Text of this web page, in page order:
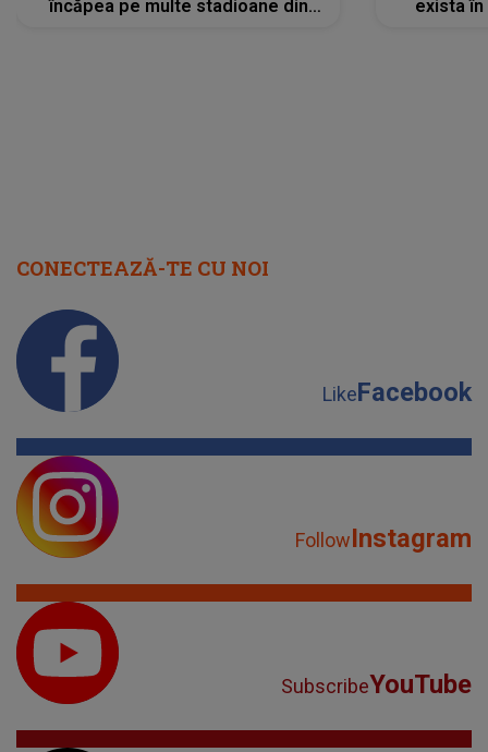
încăpea pe multe stadioane din
exista
CONECTEAZĂ-TE CU NOI
LikeFacebook
FollowInstagram
SubscribeYouTube